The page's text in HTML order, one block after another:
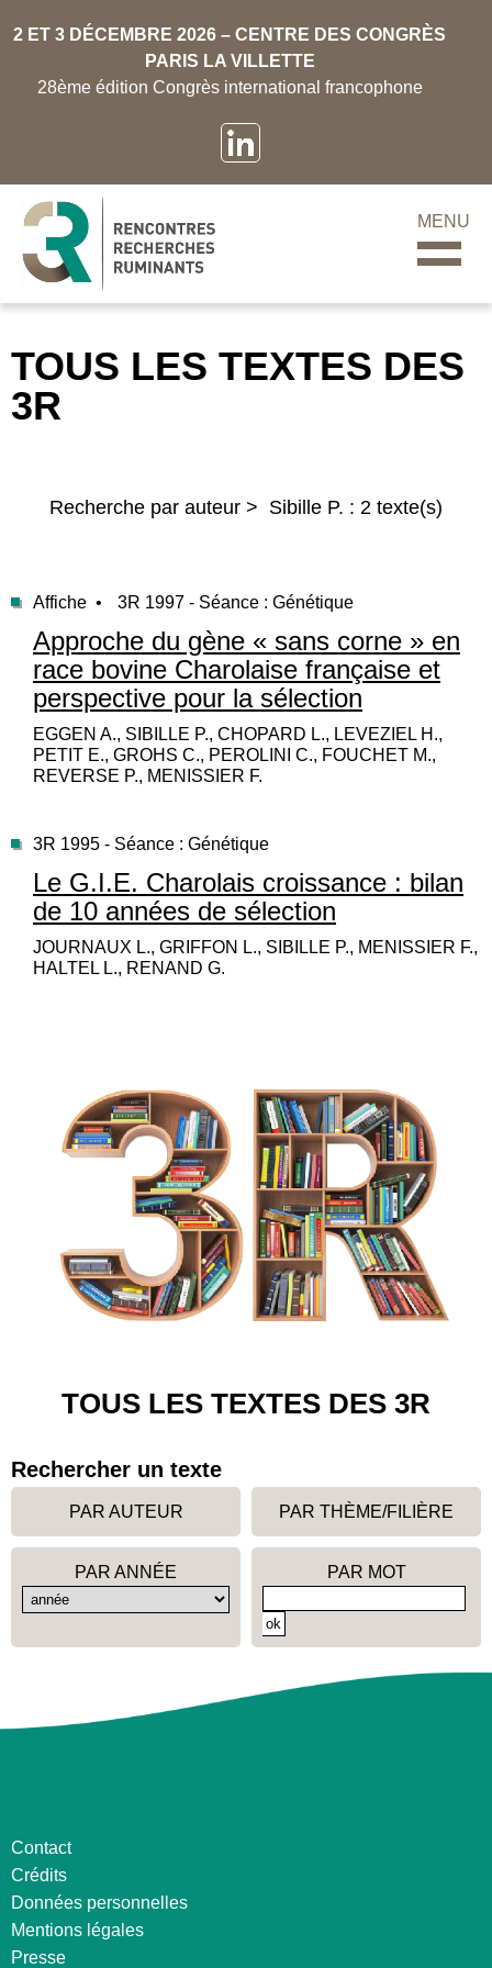
2 ET 3 DÉCEMBRE 2026 – CENTRE DES CONGRÈS
PARIS LA VILLETTE
28ème édition Congrès international francophone
MENU
TOUS LES TEXTES DES
3R
Recherche par auteur > Sibille P. : 2 texte(s)
Affiche • 3R 1997 - Séance : Génétique
Approche du gène « sans corne » en
race bovine Charolaise française et
perspective pour la sélection
EGGEN A., SIBILLE P., CHOPARD L., LEVEZIEL H.,
PETIT E., GROHS C., PEROLINI C., FOUCHET M.,
REVERSE P., MENISSIER F.
3R 1995 - Séance : Génétique
Le G.I.E. Charolais croissance : bilan
de 10 années de sélection
JOURNAUX L., GRIFFON L., SIBILLE P., MENISSIER F.,
HALTEL L., RENAND G.
TOUS LES TEXTES DES 3R
Rechercher un texte
PAR AUTEUR PAR THÈME/FILIÈRE
PAR ANNÉE PAR MOT
Contact
Crédits
Données personnelles
Mentions légales
Presse